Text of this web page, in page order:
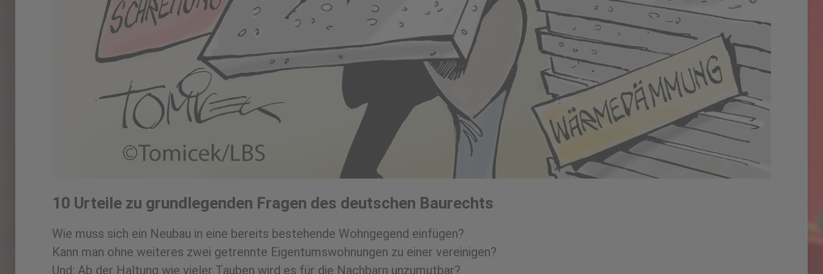
10 Urteile zu grundlegenden Fragen des deutschen Baurechts
Wie muss sich ein Neubau in eine bereits bestehende Wohngegend einfügen?
Kann man ohne weiteres zwei getrennte Eigentumswohnungen zu einer vereinigen?
Und: Ab der Haltung wie vieler Tauben wird es für die Nachbarn unzumutbar?